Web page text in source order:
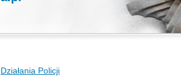
Działania Policji